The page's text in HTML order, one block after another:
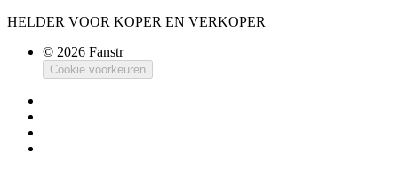
HELDER VOOR KOPER EN VERKOPER
© 2026 Fanstr
Cookie voorkeuren